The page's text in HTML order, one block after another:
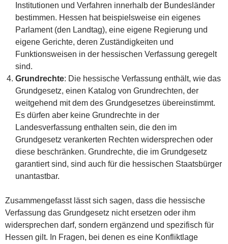
Institutionen und Verfahren innerhalb der Bundesländer
bestimmen. Hessen hat beispielsweise ein eigenes
Parlament (den Landtag), eine eigene Regierung und
eigene Gerichte, deren Zuständigkeiten und
Funktionsweisen in der hessischen Verfassung geregelt
sind.
Grundrechte: Die hessische Verfassung enthält, wie das
Grundgesetz, einen Katalog von Grundrechten, der
weitgehend mit dem des Grundgesetzes übereinstimmt.
Es dürfen aber keine Grundrechte in der
Landesverfassung enthalten sein, die den im
Grundgesetz verankerten Rechten widersprechen oder
diese beschränken. Grundrechte, die im Grundgesetz
garantiert sind, sind auch für die hessischen Staatsbürger
unantastbar.
Zusammengefasst lässt sich sagen, dass die hessische
Verfassung das Grundgesetz nicht ersetzen oder ihm
widersprechen darf, sondern ergänzend und spezifisch für
Hessen gilt. In Fragen, bei denen es eine Konfliktlage